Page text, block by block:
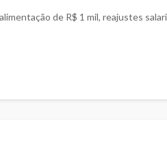
de R$ 1 mil, reajustes